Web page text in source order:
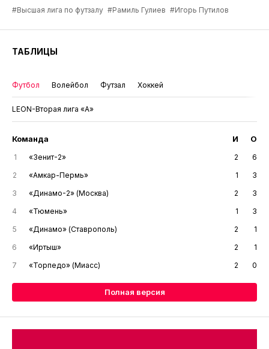
#Высшая лига по футзалу #Рамиль Гулиев #Игорь Путилов
ТАБЛИЦЫ
Футбол Волейбол Футзал Хоккей
LEON-Вторая лига «А»
Команда И О
1 «Зенит-2» 2
6
2
«Амкар-Пермь» 1
3
3
«Динамо-2» (Москва) 2
3
4
«Тюмень» 1
3
5
«Динамо» (Ставрополь) 2
1
6
«Иртыш» 2
1
7
«Торпедо» (Миасс) 2 0
Полная версия